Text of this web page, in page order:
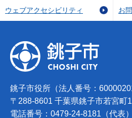
ウェブアクセシビリティ お
銚子市役所（法人番号：
〒288-8601 千葉県銚子市若宮町
電話番号：0479-24-8181（代表）